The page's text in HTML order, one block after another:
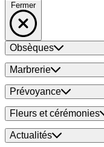
Fermer
Obsèques
Marbrerie
Prévoyance
Fleurs et cérémonies
Actualités